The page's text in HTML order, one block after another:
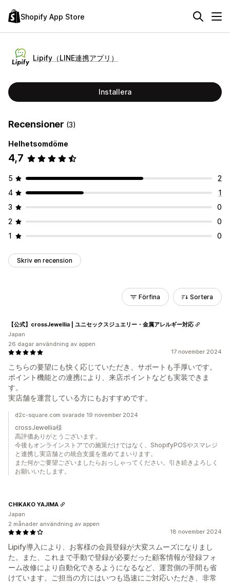
Shopify App Store
Lipify（LINE連携アプリ）
Installera
Recensioner (3)
Helhetsomdöme
4,7
5
2
4
1
3
0
2
0
1
0
Skriv en recension
Förfina Sortera
17 november 2024
こちらの要望にも快く応じていただき、サポートも手厚いです。
ポイント機能との連携により、来店ポイントなども実装できま
す。
実店舗を運営している方にもおすすめです。
【公式】crossJewellia | ユニセックスジュエリー・金属アレルギー対応
Japan
26 dagar användning av appen
d2c-square.com svarade 19 november 2024
crossJewellia様
高評価ありがとうございます。
今後もオンラインストアでの施策だけではなく、ShopifyPOSやスマレジ
と連携し実店舗との統合支援を進めてまいります。
また何かご要望ございましたらおっしゃってください。引き続きよろしく
お願いいたします。
18 november 2024
Lipify導入により、お客様の会員登録が大変スムーズになりまし
た。また、これまで手動で登録が必要だった顧客情報が登録フォ
ーム改修により自動化できるようになるなど、運営側の手間も省
けています。ご担当の方にはいつも迅速にご対応いただき、非常
CHIKAKO YAJIMA
Japan
2 månader användning av appen